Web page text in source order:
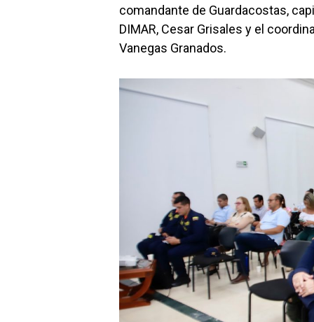
comandante de Guardacostas,
DIMAR, Cesar Grisales y el
Vanegas Granados.